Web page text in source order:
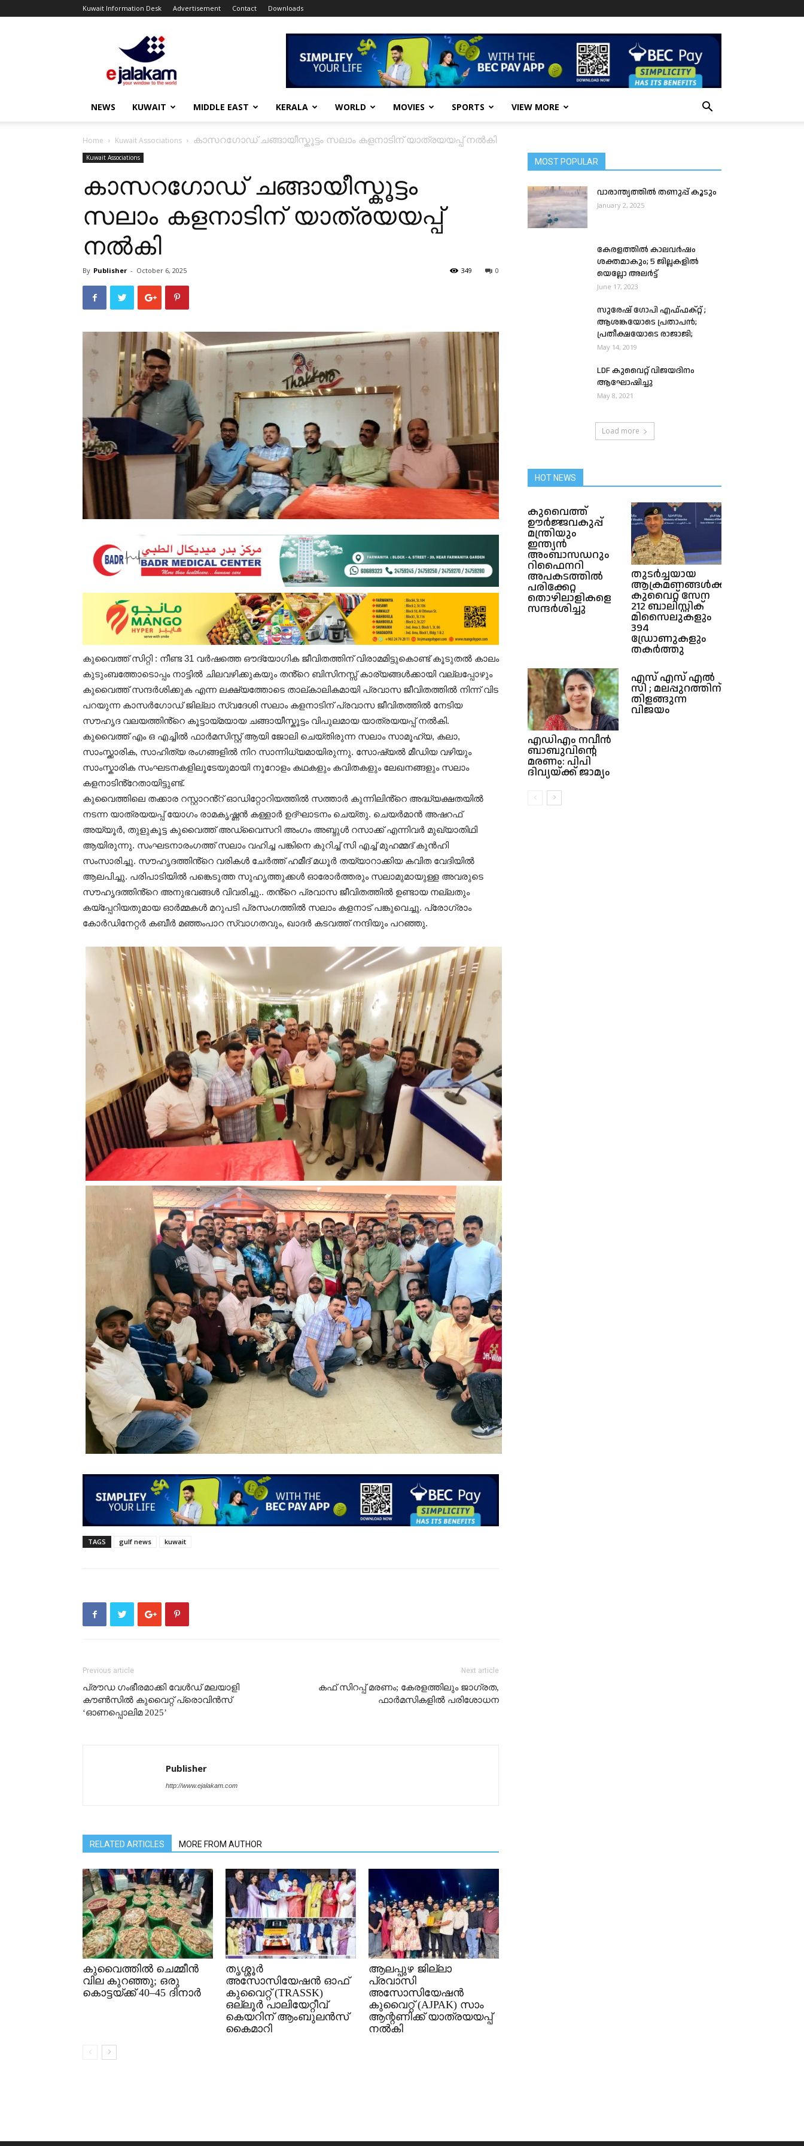
Kuwait Information Desk Advertisement Contact Downloads
ejalakam
NEWS KUWAIT MIDDLE EAST KERALA WORLD MOVIES SPORTS VIEW MORE
Home Kuwait Associations കാസറഗോഡ് ചങ്ങായീസ്കൂട്ടം സലാം കളനാടിന് യാത്രയയപ്പ് നൽകി
Kuwait Associations
കാസറഗോഡ് ചങ്ങായീസ്കൂട്ടം
സലാം കളനാടിന് യാത്രയയപ്പ്
നൽകി
By Publisher - October 6, 2025 0
349
കുവൈത്ത് സിറ്റി : നീണ്ട 31 വർഷത്തെ ഔദ്യോഗിക ജീവിതത്തിന് വിരാമമിട്ടുകൊണ്ട് കൂടുതൽ കാലം
കുടുംബത്തോടൊപ്പം നാട്ടിൽ ചിലവഴിക്കുകയും തൻ്റെ ബിസിനസ്സ് കാര്യങ്ങൾക്കായി വല്ലപ്പോഴും
കുവൈത്ത് സന്ദർശിക്കുക എന്ന ലക്ഷ്യത്തോടെ താല്കാലികമായി പ്രവാസ ജീവിതത്തിൽ നിന്ന് വിട
പറയുന്ന കാസർഗോഡ് ജില്ലാ സ്വദേശി സലാം കളനാടിന് പ്രവാസ ജീവിതത്തിൽ നേടിയ
സൗഹൃദ വലയത്തിൻ്റെ കൂട്ടായ്മയായ ചങ്ങായീസ്കൂട്ടം വിപുലമായ യാത്രയയപ്പ് നൽകി.
കുവൈത്ത് എം ഒ എച്ചിൽ ഫാർമസിസ്റ്റ് ആയി ജോലി ചെയ്തിരുന്ന സലാം സാമൂഹ്യ, കലാ,
സാംസ്ക്കാരിക, സാഹിത്യ രംഗങ്ങളിൽ നിറ സാന്നിധ്യമായിരുന്നു. സോഷ്യൽ മീഡിയ വഴിയും
സാംസ്കാരിക സംഘടനകളിലൂടേയുമായി നൂറോളം കഥകളും കവിതകളും ലേഖനങ്ങളും സലാം
കളനാടിൻ്റേതായിട്ടുണ്ട്.
കുവൈത്തിലെ തക്കാര റസ്റ്റാറൻ്റ് ഓഡിറ്റോറിയത്തിൽ സത്താർ കുന്നിലിൻ്റെ അദ്ധ്യക്ഷതയിൽ
നടന്ന യാത്രയയപ്പ് യോഗം രാമകൃഷ്ണൻ കള്ളാർ ഉദ്ഘാടനം ചെയ്തു. ചെയർമാൻ അഷറഫ്
അയ്യൂർ, തുളുകൂട്ട കുവൈത്ത് അഡ്വൈസറി അംഗം അബ്ദുൾ റസാക്ക് എന്നിവർ മുഖ്യാതിഥി
ആയിരുന്നു. സംഘടനാരംഗത്ത് സലാം വഹിച്ച പങ്കിനെ കുറിച്ച് സി എച്ച് മുഹമ്മദ് കുൻഹി
സംസാരിച്ചു. സൗഹൃദത്തിൻ്റെ വരികൾ ചേർത്ത് ഹമീദ് മധൂർ തയ്യാറാക്കിയ കവിത വേദിയിൽ
ആലപിച്ചു. പരിപാടിയിൽ പങ്കെടുത്ത സുഹൃത്തുക്കൾ ഓരോർത്തരും സലാമുമായുള്ള അവരുടെ
സൗഹൃദത്തിൻ്റെ അനുഭവങ്ങൾ വിവരിച്ചു.. തൻ്റെ പ്രവാസ ജീവിതത്തിൽ ഉണ്ടായ നല്ലതും
കയ്പ്പേറിയതുമായ ഓർമ്മകൾ മറുപടി പ്രസംഗത്തിൽ സലാം കളനാട് പങ്കുവെച്ചു. പ്രോഗ്രാം
കോർഡിനേറ്റർ കബീർ മഞ്ഞംപാറ സ്വാഗതവും, ഖാദർ കടവത്ത് നന്ദിയും പറഞ്ഞു.
TAGS gulf news kuwait
Previous article
പ്രൗഡ ഗംഭീരമാക്കി വേള്‍ഡ് മലയാളി
കൗണ്‍സില്‍ കുവൈറ്റ് പ്രൊവിന്‍സ്
‘ഓണപ്പൊലിമ 2025’
Next article
കഫ് സിറപ്പ് മരണം; കേരളത്തിലും ജാഗ്രത,
ഫാർമസികളിൽ പരിശോധന
Publisher
http://www.ejalakam.com
RELATED ARTICLES MORE FROM AUTHOR
കുവൈത്തിൽ ചെമ്മീൻ
വില കുറഞ്ഞു; ഒരു
കൊട്ടയ്ക്ക് 40–45 ദിനാർ
തൃശ്ശൂർ
അസോസിയേഷൻ ഓഫ്
കുവൈറ്റ്‌ (TRASSK)
ഒല്ലൂർ പാലിയേറ്റീവ്
കെയറിന് ആംബുലൻസ്
കൈമാറി
ആലപ്പുഴ ജില്ലാ
പ്രവാസി
അസോസിയേഷൻ
കുവൈറ്റ് (AJPAK) സാം
ആന്റണിക്ക് യാത്രയയപ്പ്
നൽകി
MOST POPULAR
വാരാന്ത്യത്തിൽ തണുപ്പ് കൂടും
January 2, 2025
കേരളത്തിൽ കാലവർഷം
ശക്തമാകും; 5 ജില്ലകളിൽ
യെല്ലോ അലർട്ട്
June 17, 2023
സുരേഷ് ഗോപി എഫ്ഫക്റ്റ് ;
ആശങ്കയോടെ പ്രതാപൻ;
പ്രതീക്ഷയോടെ രാജാജി;
May 14, 2019
LDF കുവൈറ്റ് വിജയദിനം
ആഘോഷിച്ചു
May 8, 2021
Load more
HOT NEWS
കുവൈത്ത്
ഊർജ്ജവകുപ്പ്
മന്ത്രിയും
ഇന്ത്യൻ
അംബാസഡറും
റിഫൈനറി
അപകടത്തിൽ
പരിക്കേറ്റ
തൊഴിലാളികളെ
സന്ദർശിച്ചു
തുടർച്ചയായ
ആക്രമണങ്ങൾക്കിടയിൽ
കുവൈറ്റ് സേന
212 ബാലിസ്റ്റിക്
മിസൈലുകളും
394
ഡ്രോണുകളും
തകർത്തു
എഡിഎം നവീൻ
ബാബുവിൻ്റെ
മരണം: പിപി
ദിവ്യയ്ക്ക് ജാമ്യം
എസ് എസ് എൽ
സി ; മലപ്പുറത്തിന്
തിളങ്ങുന്ന
വിജയം